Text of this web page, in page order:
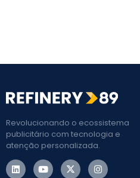
Revolucionando o ecossistema
publicitário com tecnologia e
atenção personalizada.